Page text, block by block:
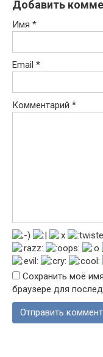
Добавить
Имя *
Email *
Комментарий *
Сохранить моё
браузере для